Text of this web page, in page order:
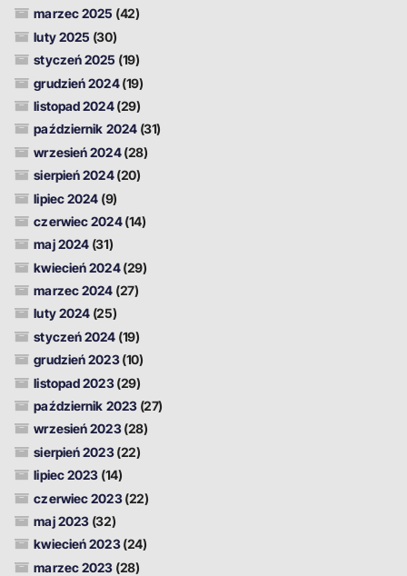
marzec 2025 (42)
luty 2025 (30)
styczeń 2025 (19)
grudzień 2024(19)
listopad 2024(29)
październik 2024(31)
wrzesień 2024(28)
sierpień 2024(20)
lipiec 2024 (9)
czerwiec 2024(14)
maj 2024 (31)
kwiecień 2024(29)
marzec 2024 (27)
luty 2024 (25)
styczeń 2024 (19)
grudzień 2023(10)
listopad 2023(29)
październik 2023(27)
wrzesień 2023(28)
sierpień 2023(22)
lipiec 2023 (14)
czerwiec 2023(22)
maj 2023 (32)
kwiecień 2023(24)
marzec 2023 (28)